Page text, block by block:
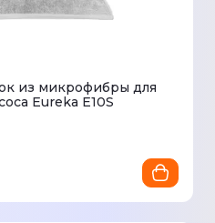
из микрофибры для
Eureka E10S